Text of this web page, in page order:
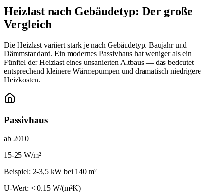
Heizlast nach Gebäudetyp: Der große
Vergleich
Die Heizlast variiert stark je nach Gebäudetyp, Baujahr und
Dämmstandard. Ein modernes Passivhaus hat weniger als ein
Fünftel der Heizlast eines unsanierten Altbaus — das bedeutet
entsprechend kleinere Wärmepumpen und dramatisch niedrigere
Heizkosten.
Passivhaus
ab 2010
15-25 W/m²
Beispiel: 2-3,5 kW bei 140 m²
U-Wert: < 0.15 W/(m²K)